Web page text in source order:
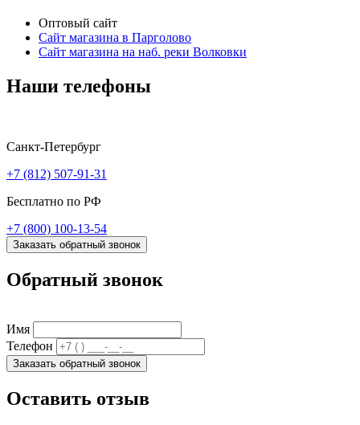
Оптовый сайт
Сайт магазина в Парголово
Сайт магазина на наб. реки Волковки
Наши телефоны
Санкт-Петербург
+7 (812) 507-91-31
Бесплатно по РФ
+7 (800) 100-13-54
Заказать обратный звонок
Обратный звонок
Имя
Телефон
Заказать обратный звонок
Оставить отзыв